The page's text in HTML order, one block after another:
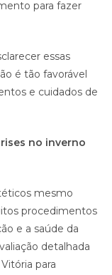
para fazer
essas
é tão favorável
e cuidados de
no inverno
mesmo
procedimentos
e a saúde da
detalhada
para